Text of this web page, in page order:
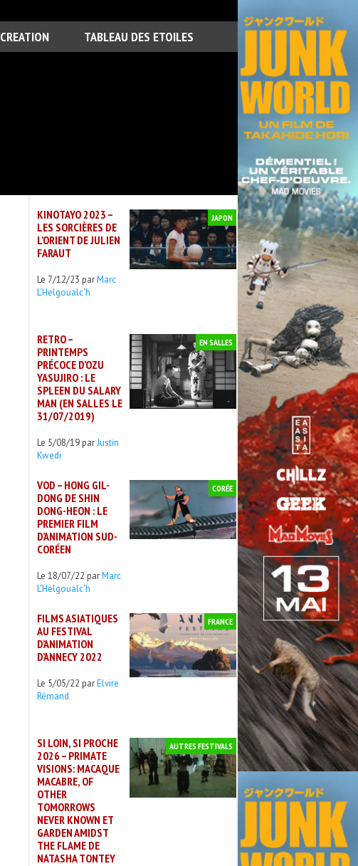
CREATION TABLEAU DES ETOILES
KINOTAYO 2023 –
LES SORCIÈRES DE
L’ORIENT DE JULIEN
FARAUT
Le 7/12/23 parMarc
L'Helgoualc'h
JAPON
RETRO –
PRINTEMPS
PRÉCOCE D’OZU
YASUJIRO : LE
SPLEEN DU SALARY
MAN (EN SALLES LE
31/07/2019)
Le 5/08/19 parJustin
Kwedi
EN SALLES
VOD – HONG GIL-
DONG DE SHIN
DONG-HEON : LE
PREMIER FILM
D’ANIMATION SUD-
CORÉEN
Le 18/07/22 parMarc
L'Helgoualc'h
CORÉE
FILMS ASIATIQUES
AU FESTIVAL
D’ANIMATION
D’ANNECY 2022
Le 5/05/22 parElvire
Rémand
FRANCE
SI LOIN, SI PROCHE
2026 – PRIMATE
VISIONS: MACAQUE
MACABRE, OF
OTHER
TOMORROWS
NEVER KNOWN ET
GARDEN AMIDST
THE FLAME DE
NATASHA TONTEY
AUTRES FESTIVALS